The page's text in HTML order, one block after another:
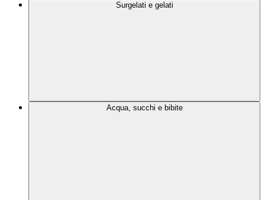
Surgelati e gelati
Acqua, succhi e bibite